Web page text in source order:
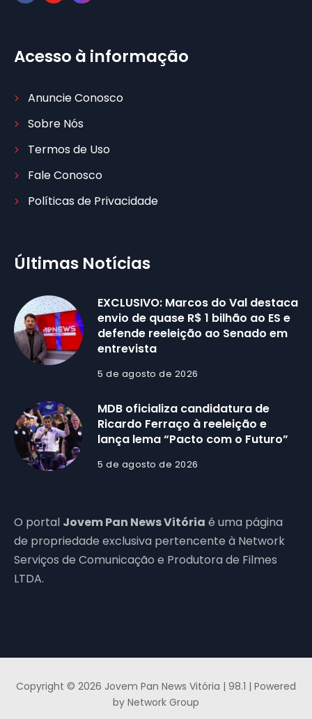
Acesso à informação
Anuncie Conosco
Sobre Nós
Termos de Uso
Fale Conosco
Políticas de Privacidade
Últimas Notícias
EXCLUSIVO: Marcos do Val destaca
envio de quase R$ 1 bilhão ao ES e
defende reeleição ao Senado em
entrevista
5 de agosto de 2026
MDB oficializa candidatura de
Ricardo Ferraço à reeleição e
lança lema “Pacto com o Futuro”
5 de agosto de 2026
O portal Jovem Pan News Vitória é uma página
de propriedade exclusiva pertencente à Network
Serviços de Comunicação e Produtora de Filmes
LTDA.
Copyright © 2026 Jovem Pan News Vitória | 98.1 | Powered
by Network Group